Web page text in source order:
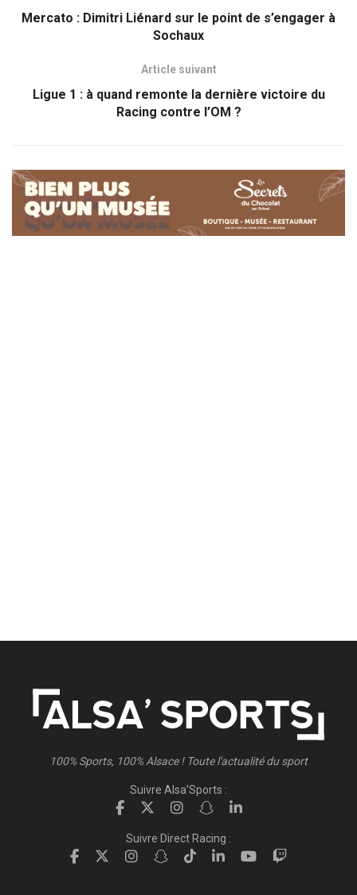
Mercato : Dimitri Liénard sur le point de s’engager à
Sochaux
Article suivant
Ligue 1 : à quand remonte la dernière victoire du
Racing contre l’OM ?
100% Sports, 100% Alsace ! Toute l'actualité du sport
Suivre Alsa'Sports :
Suivre Direct Racing :